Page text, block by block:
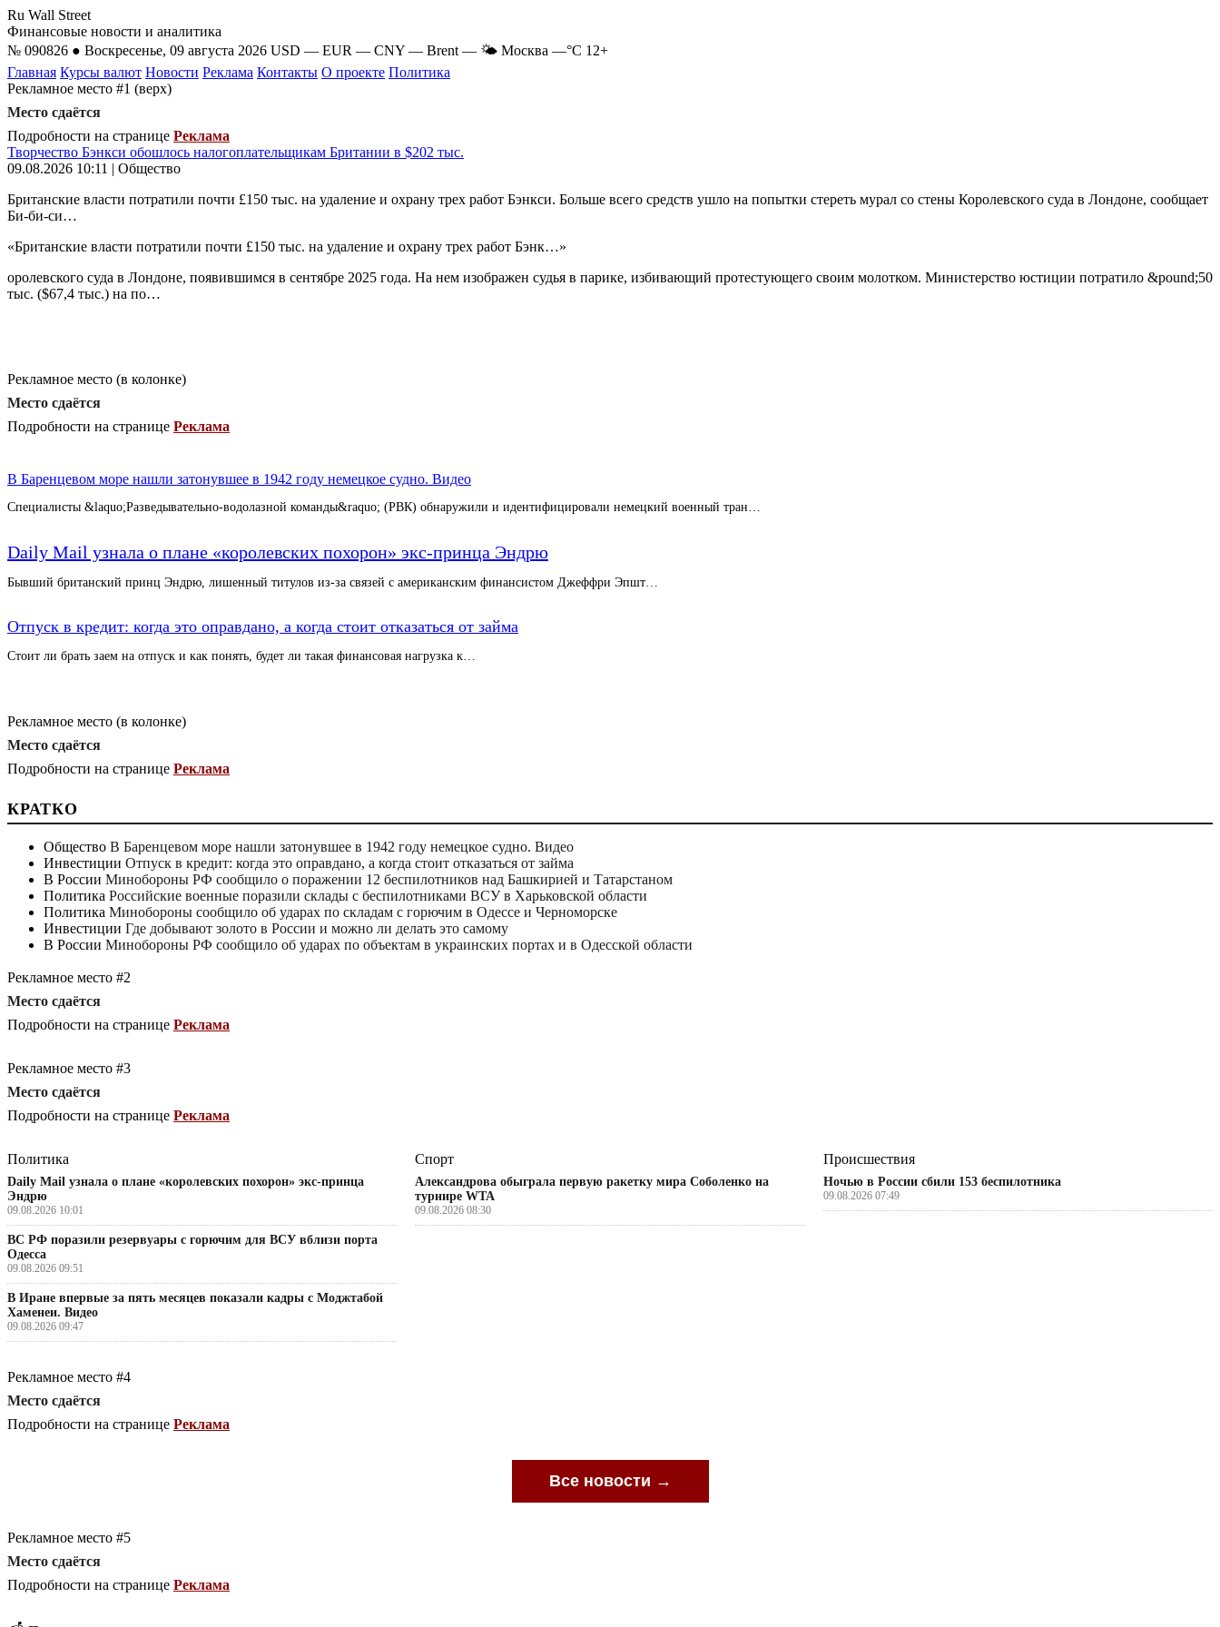
Ru Wall Street
Финансовые новости и аналитика
№ 090826 ● Воскресенье, 09 августа 2026 USD — EUR — CNY — Brent — 🌤 Москва —°C 12+
Главная Курсы валют Новости Реклама Контакты О проекте Политика
Рекламное место #1 (верх)
Место сдаётся
Подробности на странице Реклама
Творчество Бэнкси обошлось налогоплательщикам Британии в $202 тыс.
09.08.2026 10:11 | Общество
Британские власти потратили почти £150 тыс. на удаление и охрану трех работ Бэнкси. Больше всего средств ушло на попытки стереть мурал со стены Королевского суда в Лондоне, сообщает
Би-би-си…
«Британские власти потратили почти £150 тыс. на удаление и охрану трех работ Бэнк…»
оролевского суда в Лондоне, появившимся в сентябре 2025 года. На нем изображен судья в парике, избивающий протестующего своим молотком. Министерство юстиции потратило &pound;50
тыс. ($67,4 тыс.) на по…
Рекламное место (в колонке)
Место сдаётся
Подробности на странице Реклама
В Баренцевом море нашли затонувшее в 1942 году немецкое судно. Видео
Специалисты &laquo;Разведывательно-водолазной команды&raquo; (РВК) обнаружили и идентифицировали немецкий военный тран…
Daily Mail узнала о плане «королевских похорон» экс-принца Эндрю
Бывший британский принц Эндрю, лишенный титулов из-за связей с американским финансистом Джеффри Эпшт…
Отпуск в кредит: когда это оправдано, а когда стоит отказаться от займа
Стоит ли брать заем на отпуск и как понять, будет ли такая финансовая нагрузка к…
Рекламное место (в колонке)
Место сдаётся
Подробности на странице Реклама
КРАТКО
Общество В Баренцевом море нашли затонувшее в 1942 году немецкое судно. Видео
Инвестиции Отпуск в кредит: когда это оправдано, а когда стоит отказаться от займа
В России Минобороны РФ сообщило о поражении 12 беспилотников над Башкирией и Татарстаном
Политика Российские военные поразили склады с беспилотниками ВСУ в Харьковской области
Политика Минобороны сообщило об ударах по складам с горючим в Одессе и Черноморске
Инвестиции Где добывают золото в России и можно ли делать это самому
В России Минобороны РФ сообщило об ударах по объектам в украинских портах и в Одесской области
Рекламное место #2
Место сдаётся
Подробности на странице Реклама
Рекламное место #3
Место сдаётся
Подробности на странице Реклама
Политика
Daily Mail узнала о плане «королевских похорон» экс-принца
Эндрю
09.08.2026 10:01
ВС РФ поразили резервуары с горючим для ВСУ вблизи порта
Одесса
09.08.2026 09:51
В Иране впервые за пять месяцев показали кадры с Моджтабой
Хаменеи. Видео
09.08.2026 09:47
Спорт
Александрова обыграла первую ракетку мира Соболенко на
турнире WTA
09.08.2026 08:30
Происшествия
Ночью в России сбили 153 беспилотника
09.08.2026 07:49
Рекламное место #4
Место сдаётся
Подробности на странице Реклама
Все новости →
Рекламное место #5
Место сдаётся
Подробности на странице Реклама